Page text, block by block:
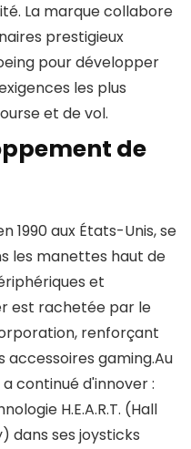
La marque collabore
prestigieux
pour développer
les plus
et de vol.
de
1990 aux États-Unis, se
les manettes haut de
et
est rachetée par le
renforçant
accessoires gaming.Au
continué d'innover :
H.E.A.R.T. (Hall
dans ses joysticks